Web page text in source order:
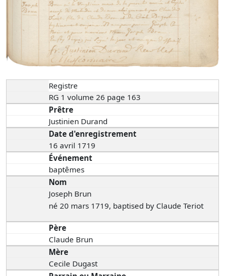
Registre
RG 1 volume 26 page 163
Prêtre
Justinien Durand
Date d'enregistrement
16 avril 1719
Événement
baptêmes
Nom
Joseph Brun
né 20 mars 1719, baptised by Claude Teriot
Père
Claude Brun
Mère
Cecile Dugast